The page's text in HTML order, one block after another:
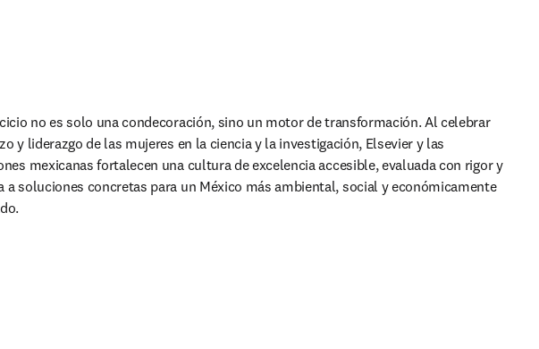
no es solo una condecoración, sino un motor de transformación. Al celebrar
y liderazgo de las mujeres en la ciencia y la investigación, Elsevier y las
mexicanas fortalecen una cultura de excelencia accesible, evaluada con rigor y
a soluciones concretas para un México más ambiental, social y económicamente